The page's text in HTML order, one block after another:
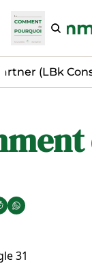
Le
(LBk